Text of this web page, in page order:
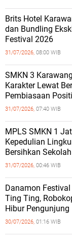
Brits Hotel
dan Bundling
Festival 2026
31/07/2026, 08:00 WIB
SMKN 3
Karakter Lewat
Pembiasaan
31/07/2026, 07:40 WIB
MPLS SMKN 1
Kepedulian
Bersihkan
31/07/2026, 00:46 WIB
Danamon
Ting Ting,
Hibur Pengunjung
30/07/2026, 01:16 WIB